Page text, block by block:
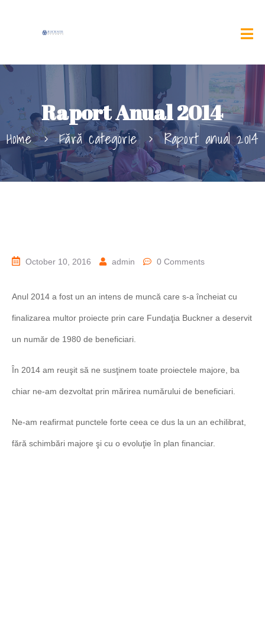
Raport Anual 2014
Home Fără categorie Raport anual 2014
October 10, 2016 admin 0 Comments
Anul 2014 a fost un an intens de muncă care s-a încheiat cu
finalizarea multor proiecte prin care Fundaţia Buckner a deservit
un număr de 1980 de beneficiari.
În 2014 am reuşit să ne susţinem toate proiectele majore, ba
chiar ne-am dezvoltat prin mărirea numărului de beneficiari.
Ne-am reafirmat punctele forte ceea ce dus la un an echilibrat,
fără schimbări majore şi cu o evoluţie în plan financiar.